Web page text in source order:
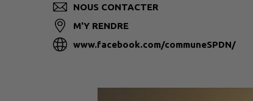
NOUS CONTACTER
M'Y RENDRE
www.facebook.com/communeSPDN/